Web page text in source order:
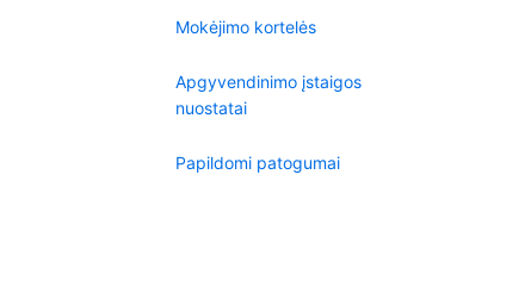
Mokėjimo kortelės
Apgyvendinimo įstaigos
nuostatai
Papildomi patogumai